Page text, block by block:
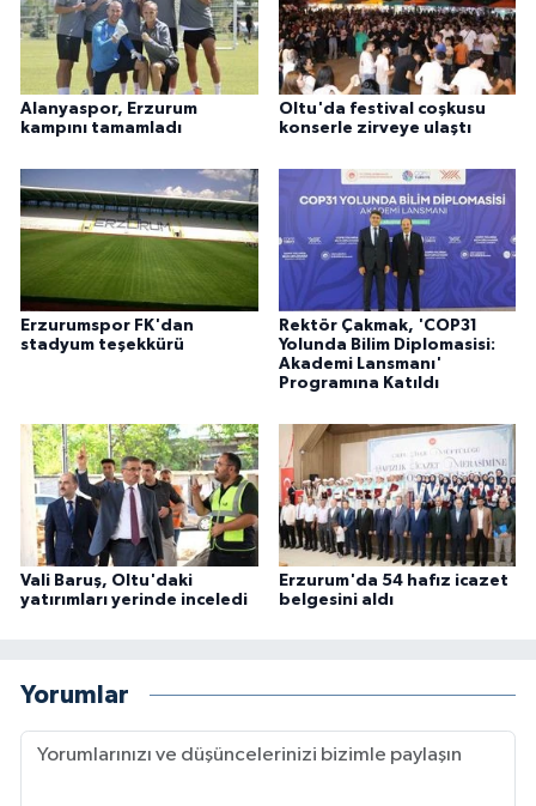
Alanyaspor, Erzurum
kampını tamamladı
Oltu'da festival coşkusu
konserle zirveye ulaştı
Erzurumspor FK'dan
stadyum teşekkürü
Rektör Çakmak, 'COP31
Yolunda Bilim Diplomasisi:
Akademi Lansmanı'
Programına Katıldı
Vali Baruş, Oltu'daki
yatırımları yerinde inceledi
Erzurum'da 54 hafız icazet
belgesini aldı
Yorumlar